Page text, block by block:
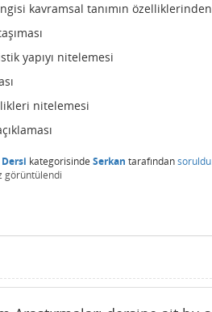
kavramsal tanımın
yapıyı nitelemesi
nitelemesi
kategorisinde Serkan tarafındansoruldu
görüntülendi